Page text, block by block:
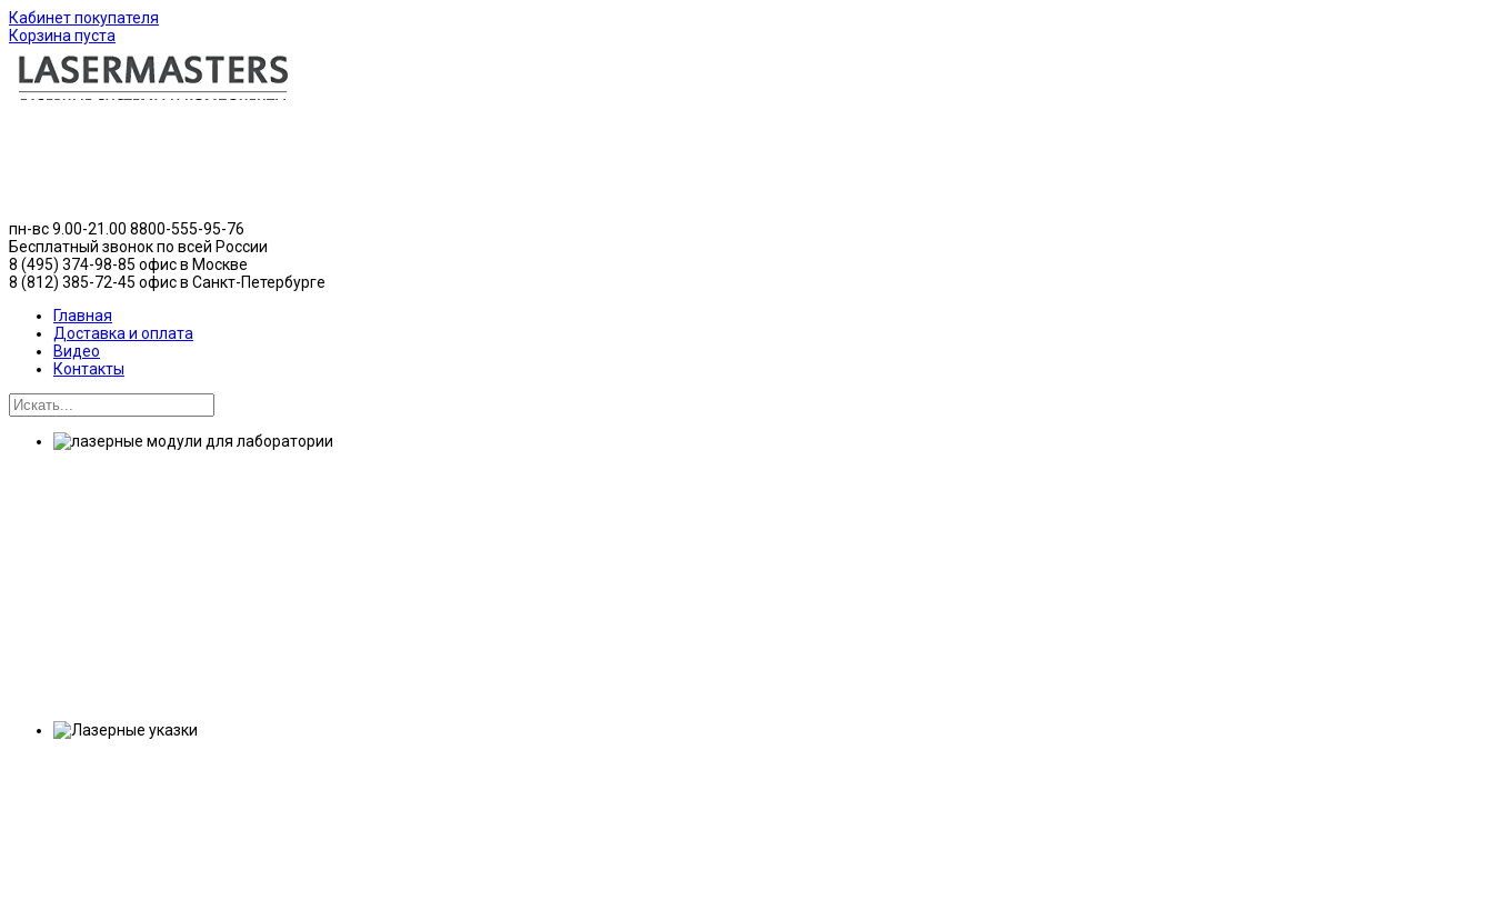
Кабинет покупателя
Корзина пуста
пн-вс 9.00-21.00 8800-555-95-76
Бесплатный звонок по всей России
8 (495) 374-98-85 офис в Москве
8 (812) 385-72-45 офис в Санкт-Петербурге
Главная
Доставка и оплата
Видео
Контакты